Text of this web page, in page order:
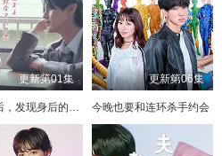
更新第01集
换座位后，发现身后的男生好像喜欢我
更新第06集
今晚也要和连环杀手约会